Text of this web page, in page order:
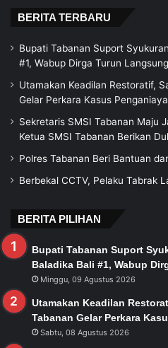
BERITA TERBARU
Bupati Tabanan Suport
#1, Wabup Dirga Turun Langsung
Utamakan Keadilan Restoratif,
Gelar Perkara Kasus
Sekretaris SMSI Tabanan Maju
Ketua SMSI Tabanan Berikan
Polres Tabanan Beri Bantuan
Berbekal CCTV, Pelaku Tabrak
BERITA PILIHAN
Bupati Tabanan Suport
Baladika Bali #1, Wabup
Minggu, 09 Agustus 2026
Utamakan Keadilan
Tabanan Gelar Perkara
Sabtu, 08 Agustus 2026